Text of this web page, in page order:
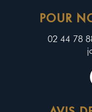
POUR
02 44 78